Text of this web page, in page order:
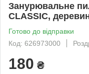
Занурювальне
CLASSIC,
Готово до відправки
Код: 626973000
180 ₴